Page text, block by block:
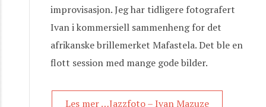
improvisasjon. Jeg har tidligere fotografert
Ivan i kommersiell sammenheng for det
afrikanske brillemerket Mafastela. Det ble en
flott session med mange gode bilder.
Les mer …Jazzfoto – Ivan Mazuze